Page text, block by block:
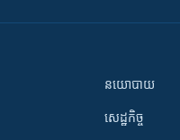
នយោបាយ
សេដ្ឋកិច្ច